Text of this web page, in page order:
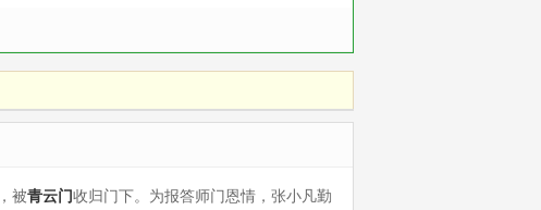
被青云门收归门下。为报答师门恩情，张小凡勤